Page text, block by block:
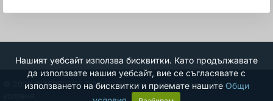
Нашият уебсайт използва бисквитки. Като продължавате
да използвате нашия уебсайт, вие се съгласявате с
използването на бисквитки и приемате нашите Общи
© 2026 INTERSPACE DOOEL. Всички права запазени.Общи